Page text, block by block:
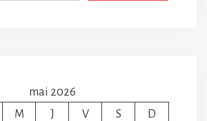
mai 2026
M J V S
D